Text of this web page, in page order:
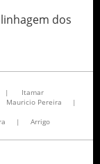
dos
|
Itamar
Mauricio Pereira
|
|
Arrigo